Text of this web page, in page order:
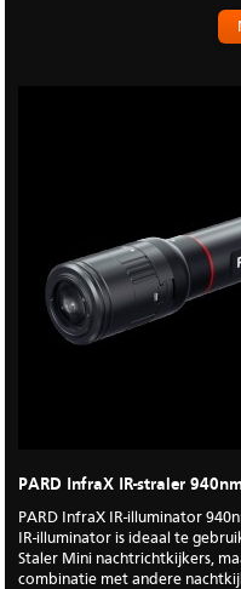
PARD InfraX IR-straler
PARD InfraX IR-illuminator
IR-illuminator is ideaal te
Staler Mini nachtrichtkijkers,
combinatie met andere